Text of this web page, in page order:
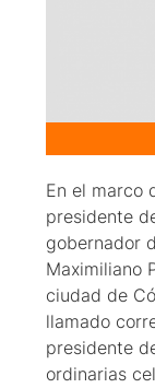
En el marco
presidente
gobernador
Maximiliano
ciudad de
llamado
presidente
ordinarias